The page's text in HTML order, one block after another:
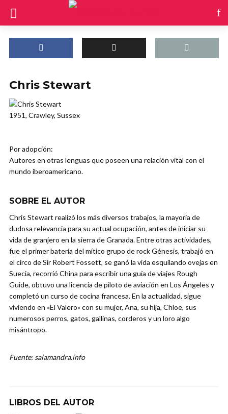
Chris Stewart
1951, Crawley, Sussex
Por adopción:
Autores en otras lenguas que poseen una relación vital con el
mundo iberoamericano.
SOBRE EL AUTOR
Chris Stewart realizó los más diversos trabajos, la mayoría de
dudosa relevancia para su actual ocupación, antes de iniciar su
vida de granjero en la sierra de Granada. Entre otras actividades,
fue el primer batería del mítico grupo de rock Génesis, trabajó en
el circo de Sir Robert Fossett, se ganó la vida esquilando ovejas en
Suecia, recorrió China para escribir una guía de viajes Rough
Guide, obtuvo una licencia de piloto de aviación en Los Ángeles y
completó un curso de cocina francesa. En la actualidad, sigue
viviendo en «El Valero» con su mujer, Ana, su hija, Chloë, sus
numerosos perros, gatos, gallinas, corderos y un loro algo
misántropo.
Fuente: salamandra.info
LIBROS DEL AUTOR